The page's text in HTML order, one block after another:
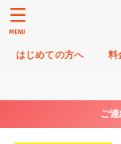
はじめての方へ 料
MENU
ご